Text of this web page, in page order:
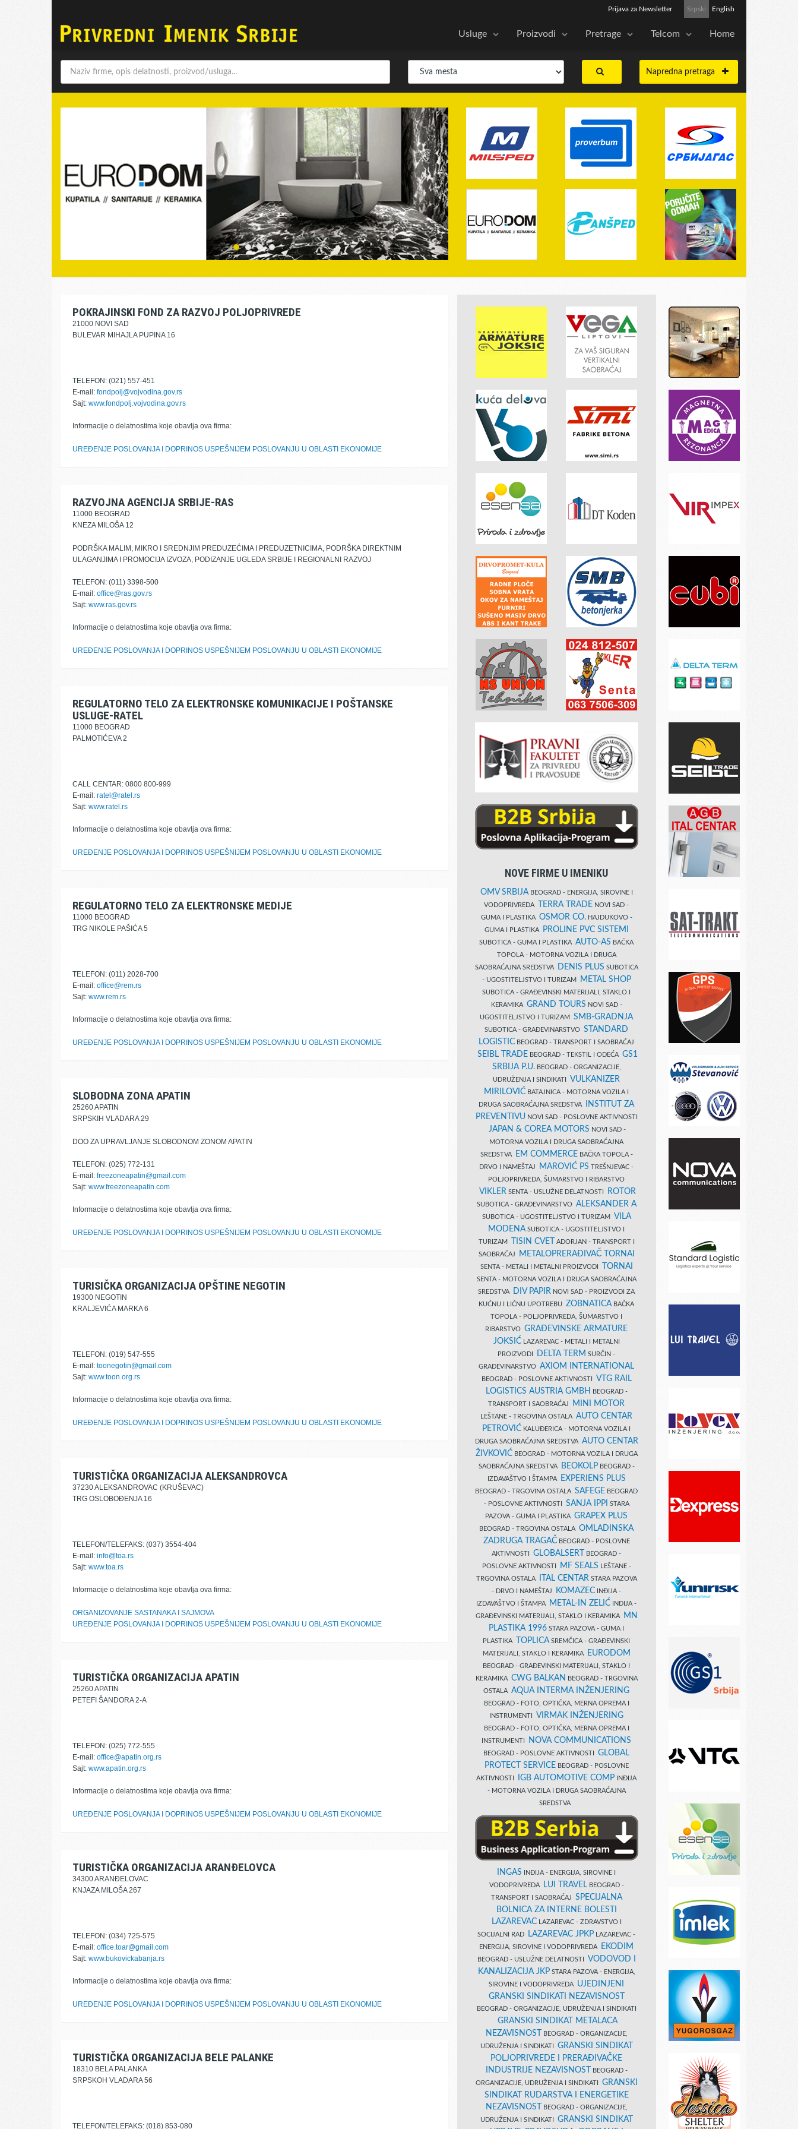
Srpski English
Prijava za Newsletter
Usluge Proizvodi Pretrage Telcom Home
Napredna pretraga
POKRAJINSKI FOND ZA RAZVOJ POLJOPRIVREDE
21000 NOVI SAD
BULEVAR MIHAJLA PUPINA 16
TELEFON: (021) 557-451
E-mail: fondpolj@vojvodina.gov.rs
Sajt: www.fondpolj.vojvodina.gov.rs
Informacije o delatnostima koje obavlja ova firma:
UREĐENJE POSLOVANJA I DOPRINOS USPEŠNIJEM POSLOVANJU U OBLASTI EKONOMIJE
RAZVOJNA AGENCIJA SRBIJE-RAS
11000 BEOGRAD
KNEZA MILOŠA 12
PODRŠKA MALIM, MIKRO I SREDNJIM PREDUZEĆIMA I PREDUZETNICIMA, PODRŠKA DIREKTNIM
ULAGANJIMA I PROMOCIJA IZVOZA, PODIZANJE UGLEDA SRBIJE I REGIONALNI RAZVOJ
TELEFON: (011) 3398-500
E-mail: office@ras.gov.rs
Sajt: www.ras.gov.rs
Informacije o delatnostima koje obavlja ova firma:
UREĐENJE POSLOVANJA I DOPRINOS USPEŠNIJEM POSLOVANJU U OBLASTI EKONOMIJE
REGULATORNO TELO ZA ELEKTRONSKE KOMUNIKACIJE I POŠTANSKE
USLUGE-RATEL
11000 BEOGRAD
PALMOTIĆEVA 2
CALL CENTAR: 0800 800-999
E-mail: ratel@ratel.rs
Sajt: www.ratel.rs
Informacije o delatnostima koje obavlja ova firma:
UREĐENJE POSLOVANJA I DOPRINOS USPEŠNIJEM POSLOVANJU U OBLASTI EKONOMIJE
REGULATORNO TELO ZA ELEKTRONSKE MEDIJE
11000 BEOGRAD
TRG NIKOLE PAŠIĆA 5
TELEFON: (011) 2028-700
E-mail: office@rem.rs
Sajt: www.rem.rs
Informacije o delatnostima koje obavlja ova firma:
UREĐENJE POSLOVANJA I DOPRINOS USPEŠNIJEM POSLOVANJU U OBLASTI EKONOMIJE
SLOBODNA ZONA APATIN
25260 APATIN
SRPSKIH VLADARA 29
DOO ZA UPRAVLJANJE SLOBODNOM ZONOM APATIN
TELEFON: (025) 772-131
E-mail: freezoneapatin@gmail.com
Sajt: www.freezoneapatin.com
Informacije o delatnostima koje obavlja ova firma:
UREĐENJE POSLOVANJA I DOPRINOS USPEŠNIJEM POSLOVANJU U OBLASTI EKONOMIJE
TURISIČKA ORGANIZACIJA OPŠTINE NEGOTIN
19300 NEGOTIN
KRALJEVIĆA MARKA 6
TELEFON: (019) 547-555
E-mail: toonegotin@gmail.com
Sajt: www.toon.org.rs
Informacije o delatnostima koje obavlja ova firma:
UREĐENJE POSLOVANJA I DOPRINOS USPEŠNIJEM POSLOVANJU U OBLASTI EKONOMIJE
TURISTIČKA ORGANIZACIJA ALEKSANDROVCA
37230 ALEKSANDROVAC (KRUŠEVAC)
TRG OSLOBOĐENJA 16
TELEFON/TELEFAKS: (037) 3554-404
E-mail: info@toa.rs
Sajt: www.toa.rs
Informacije o delatnostima koje obavlja ova firma:
ORGANIZOVANJE SASTANAKA I SAJMOVA
UREĐENJE POSLOVANJA I DOPRINOS USPEŠNIJEM POSLOVANJU U OBLASTI EKONOMIJE
TURISTIČKA ORGANIZACIJA APATIN
25260 APATIN
PETEFI ŠANDORA 2-A
TELEFON: (025) 772-555
E-mail: office@apatin.org.rs
Sajt: www.apatin.org.rs
Informacije o delatnostima koje obavlja ova firma:
UREĐENJE POSLOVANJA I DOPRINOS USPEŠNIJEM POSLOVANJU U OBLASTI EKONOMIJE
TURISTIČKA ORGANIZACIJA ARANĐELOVCA
34300 ARANĐELOVAC
KNJAZA MILOŠA 267
TELEFON: (034) 725-575
E-mail: office.toar@gmail.com
Sajt: www.bukovickabanja.rs
Informacije o delatnostima koje obavlja ova firma:
UREĐENJE POSLOVANJA I DOPRINOS USPEŠNIJEM POSLOVANJU U OBLASTI EKONOMIJE
TURISTIČKA ORGANIZACIJA BELE PALANKE
18310 BELA PALANKA
SRPSKOH VLADARA 56
TELEFON/TELEFAKS: (018) 853-080
NOVE FIRME U IMENIKU
OMV SRBIJABEOGRAD - ENERGIJA, SIROVINE I
VODOPRIVREDA
TERRA TRADE NOVI SAD -
GUMA I PLASTIKA OSMOR CO.HAJDUKOVO -
GUMA I PLASTIKA
PROLINE PVC SISTEMI
SUBOTICA - GUMA I PLASTIKA AUTO-AS BAČKA
TOPOLA - MOTORNA VOZILA I DRUGA
SAOBRAĆAJNA SREDSTVA
DENIS PLUS SUBOTICA
- UGOSTITELJSTVO I TURIZAM
METAL SHOP
SUBOTICA - GRAĐEVINSKI MATERIJALI, STAKLO I
KERAMIKA GRAND TOURS NOVI SAD -
UGOSTITELJSTVO I TURIZAM SMB-GRADNJA
SUBOTICA - GRAĐEVINARSTVO STANDARD
LOGISTIC BEOGRAD - TRANSPORT I SAOBRAĆAJ
SEIBL TRADE BEOGRAD - TEKSTIL I ODEĆA GS1
SRBIJA P.U.BEOGRAD - ORGANIZACIJE,
UDRUŽENJA I SINDIKATI VULKANIZER
MIRILOVIĆ BATAJNICA - MOTORNA VOZILA I
DRUGA SAOBRAĆAJNA SREDSTVA
INSTITUT ZA
PREVENTIVUNOVI SAD - POSLOVNE AKTIVNOSTI
JAPAN & COREA MOTORS NOVI SAD -
MOTORNA VOZILA I DRUGA SAOBRAĆAJNA
SREDSTVA
EM COMMERCE BAČKA TOPOLA -
DRVO I NAMEŠTAJ
MAROVIĆ PS TREŠNJEVAC -
POLJOPRIVREDA, ŠUMARSTVO I RIBARSTVO
VIKLER SENTA - USLUŽNE DELATNOSTI ROTOR
SUBOTICA - GRAĐEVINARSTVO ALEKSANDER A
SUBOTICA - UGOSTITELJSTVO I TURIZAM VILA
MODENA SUBOTICA - UGOSTITELJSTVO I
TURIZAM
TISIN CVET
ADORJAN - TRANSPORT I
SAOBRAĆAJ
METALOPRERAĐIVAČ TORNAI
SENTA - METALI I METALNI PROIZVODI TORNAI
SENTA - MOTORNA VOZILA I DRUGA SAOBRAĆAJNA
SREDSTVA
DIV PAPIR NOVI SAD - PROIZVODI ZA
KUĆNU I LIČNU UPOTREBU ZOBNATICA BAČKA
TOPOLA - POLJOPRIVREDA, ŠUMARSTVO I
RIBARSTVO GRAĐEVINSKE ARMATURE
JOKSIĆLAZAREVAC - METALI I METALNI
PROIZVODI
DELTA TERM SURČIN -
GRAĐEVINARSTVO AXIOM INTERNATIONAL
BEOGRAD - POSLOVNE AKTIVNOSTI VTG RAIL
LOGISTICS AUSTRIA GMBH
BEOGRAD -
TRANSPORT I SAOBRAĆAJ
MINI MOTOR
LEŠTANE - TRGOVINA OSTALA AUTO CENTAR
PETROVIĆ KALUĐERICA - MOTORNA VOZILA I
DRUGA SAOBRAĆAJNA SREDSTVA AUTO CENTAR
ŽIVKOVIĆBEOGRAD - MOTORNA VOZILA I DRUGA
SAOBRAĆAJNA SREDSTVA
BEOKOLPBEOGRAD -
IZDAVAŠTVO I ŠTAMPA
EXPERIENS PLUS
BEOGRAD - TRGOVINA OSTALA SAFEGE BEOGRAD
- POSLOVNE AKTIVNOSTI SANJA IPPI
STARA
PAZOVA - GUMA I PLASTIKA GRAPEX PLUS
BEOGRAD - TRGOVINA OSTALA OMLADINSKA
ZADRUGA TRAGAČBEOGRAD - POSLOVNE
AKTIVNOSTI GLOBALSERT
BEOGRAD -
POSLOVNE AKTIVNOSTI
MF SEALS LEŠTANE -
TRGOVINA OSTALA
ITAL CENTAR STARA PAZOVA
- DRVO I NAMEŠTAJ
KOMAZEC INĐIJA -
IZDAVAŠTVO I ŠTAMPA
METAL-IN ZELIĆ INĐIJA -
GRAĐEVINSKI MATERIJALI, STAKLO I KERAMIKA
MN
PLASTIKA 1996 STARA PAZOVA - GUMA I
PLASTIKA
TOPLICA SREMČICA - GRAĐEVINSKI
MATERIJALI, STAKLO I KERAMIKA
EURODOM
BEOGRAD - GRAĐEVINSKI MATERIJALI, STAKLO I
KERAMIKA CWG BALKAN
BEOGRAD - TRGOVINA
OSTALA AQUA INTERMA INŽENJERING
BEOGRAD - FOTO, OPTIČKA, MERNA OPREMA I
INSTRUMENTI VIRMAK INŽENJERING
BEOGRAD - FOTO, OPTIČKA, MERNA OPREMA I
INSTRUMENTI
NOVA COMMUNICATIONS
BEOGRAD - POSLOVNE AKTIVNOSTI GLOBAL
PROTECT SERVICE BEOGRAD - POSLOVNE
AKTIVNOSTI
IGB AUTOMOTIVE COMP INĐIJA
- MOTORNA VOZILA I DRUGA SAOBRAĆAJNA
SREDSTVA
INGAS INĐIJA - ENERGIJA, SIROVINE I
VODOPRIVREDA
LUI TRAVELBEOGRAD -
TRANSPORT I SAOBRAĆAJ SPECIJALNA
BOLNICA ZA INTERNE BOLESTI
LAZAREVACLAZAREVAC - ZDRAVSTVO I
SOCIJALNI RAD
LAZAREVAC JPKP LAZAREVAC -
ENERGIJA, SIROVINE I VODOPRIVREDA
EKODIM
BEOGRAD - USLUŽNE DELATNOSTI VODOVOD I
KANALIZACIJA JKPSTARA PAZOVA - ENERGIJA,
SIROVINE I VODOPRIVREDA UJEDINJENI
GRANSKI SINDIKATI NEZAVISNOST
BEOGRAD - ORGANIZACIJE, UDRUŽENJA I SINDIKATI
GRANSKI SINDIKAT METALACA
NEZAVISNOST
BEOGRAD - ORGANIZACIJE,
UDRUŽENJA I SINDIKATI GRANSKI SINDIKAT
POLJOPRIVREDE I PRERAĐIVAČKE
INDUSTRIJE NEZAVISNOST
BEOGRAD -
ORGANIZACIJE, UDRUŽENJA I SINDIKATI GRANSKI
SINDIKAT RUDARSTVA I ENERGETIKE
NEZAVISNOST
BEOGRAD - ORGANIZACIJE,
UDRUŽENJA I SINDIKATI GRANSKI SINDIKAT